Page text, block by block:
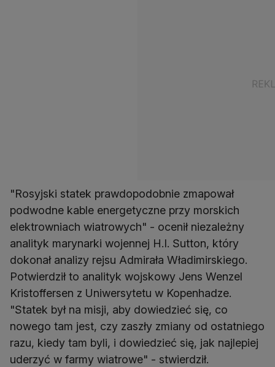
"Rosyjski statek prawdopodobnie zmapował
podwodne kable energetyczne przy morskich
elektrowniach wiatrowych" - ocenił niezależny
analityk marynarki wojennej H.I. Sutton, który
dokonał analizy rejsu Admirała Władimirskiego.
Potwierdził to analityk wojskowy Jens Wenzel
Kristoffersen z Uniwersytetu w Kopenhadze.
"Statek był na misji, aby dowiedzieć się, co
nowego tam jest, czy zaszły zmiany od ostatniego
razu, kiedy tam byli, i dowiedzieć się, jak najlepiej
uderzyć w farmy wiatrowe" - stwierdził.